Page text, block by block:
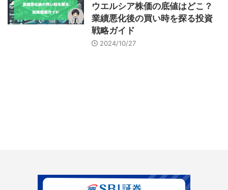
ウエルシア株価の底値はどこ？
業績悪化後の買い時を探る投資
戦略ガイド
2024/10/27